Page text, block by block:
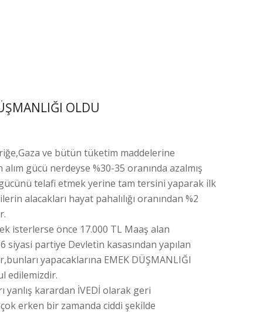
OLDU
ve bütün tüketim maddelerine
gücü nerdeyse %30-35 oranında azalmış
telafi etmek yerine tam tersini yaparak ilk
alacakları hayat pahalılığı oranından %2
isterlerse önce 17.000 TL Maaş alan
partiye Devletin kasasından yapılan
yapacaklarına EMEK DÜŞMANLIĞI
edilemizdir.
yanlış karardan İVEDİ olarak geri
erken bir zamanda ciddi şekilde